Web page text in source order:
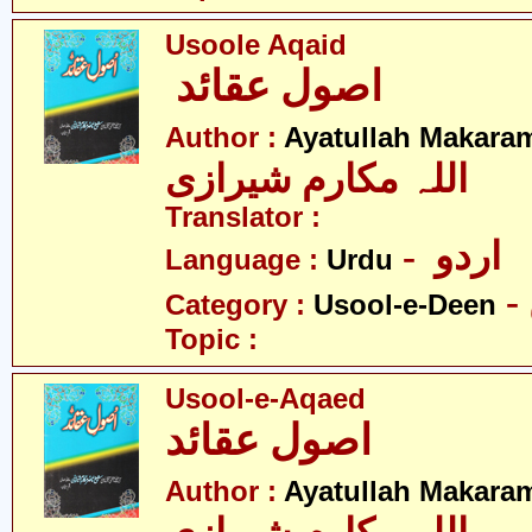
Usoole Aqaid
اصول عقائد
Author : Ayatullah
اللہ مکارم شیرازی
Translator :
Language : Urdu
Category : Usool-e-Deen
Topic :
Usool-e-Aqaed
اصول عقائد
Author : Ayatullah